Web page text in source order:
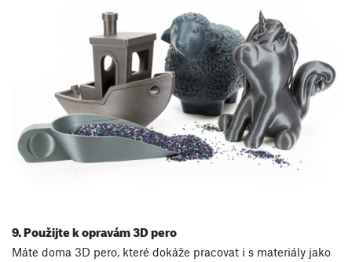
9. Použijte k opravám 3D pero
Máte doma 3D pero, které dokáže pracovat i s materiály jako